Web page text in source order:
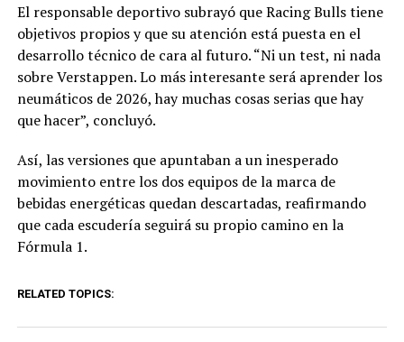
El responsable deportivo subrayó que Racing Bulls tiene
objetivos propios y que su atención está puesta en el
desarrollo técnico de cara al futuro. “Ni un test, ni nada
sobre Verstappen. Lo más interesante será aprender los
neumáticos de 2026, hay muchas cosas serias que hay
que hacer”, concluyó.
Así, las versiones que apuntaban a un inesperado
movimiento entre los dos equipos de la marca de
bebidas energéticas quedan descartadas, reafirmando
que cada escudería seguirá su propio camino en la
Fórmula 1.
RELATED TOPICS: